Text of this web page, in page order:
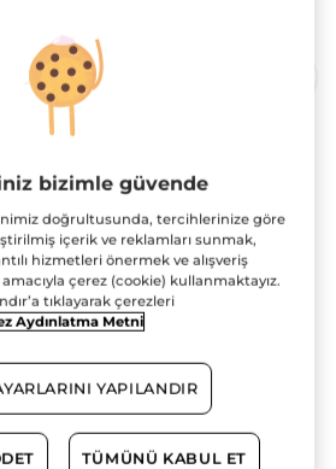
Peeling - Bright
Botanical
125 ml
(346)YORUM EKLE
769.90 TL
bizimle güvende
doğrultusunda, tercihlerinize göre
içerik ve reklamları sunmak,
hizmetleri önermek ve alışveriş
çerez (cookie) kullanmaktayız.
tıklayarak çerezleri
Aydınlatma Metni
YAPILANDIR
TÜMÜNÜ KABUL ET